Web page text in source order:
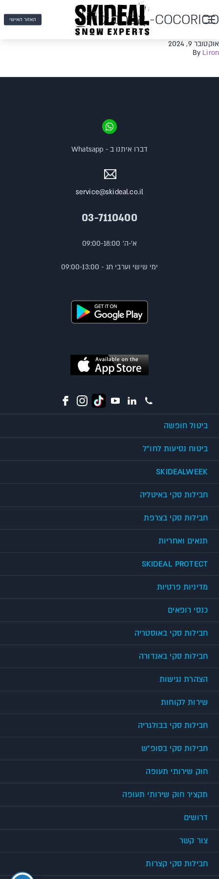
האזור האישי COCORICO- אפר'ה סקי
אוקטובר 9, 2024
By Liron
service@skideal.co.il
03-7110400
א'-ה' 09:00-18:00
ימי שישי וערבי חג - 09:00-13:00
דברו איתנו ב - Whatsapp
ביטול חופשה
ביטוח נסיעות לחו"ל
SKIDEALWEEK
חבילות סקי באיטליה
חבילות סקי בצרפת
תנאים ואחריות
SKIDEAL PROTECT
מדיניות פרטיות
כנסי רופאים
חבילות סקי באוסטריה
חבילות סקי באנדורה
הצהרת נגישות
שירות לקוחות
חבילות סקי בבולגריה
חבילות סקי בסופ"ש
חוק שירותי תעופה
תקציר חוק שירותי תעופה
דרושים
צור קשר
חבילות סקי קצרות